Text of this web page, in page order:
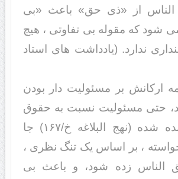
از «ذی حق» باعث «بی
شود که مقوله بی تفاوتی ، هیچ
ندارد. (یادداشت های استاد
ارکانش بر مسئولیت دار بودن
حتی مسئولیت نسبت به حقوق
حیوانات گنجانده شده (نهج البلاغه خ/۱۶۷) جا
، بر اساس یک تنگ نظری ،
الناس زده شود، و باعث بی